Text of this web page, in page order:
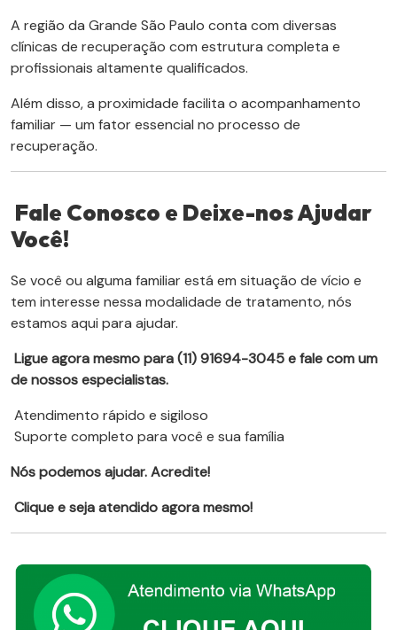
A região da Grande São Paulo conta com diversas
clínicas de recuperação com estrutura completa e
profissionais altamente qualificados.
Além disso, a proximidade facilita o acompanhamento
familiar — um fator essencial no processo de
recuperação.
Fale Conosco e Deixe-nos Ajudar
Você!
Se você ou alguma familiar está em situação de vício e
tem interesse nessa modalidade de tratamento, nós
estamos aqui para ajudar.
Ligue agora mesmo para (11) 91694-3045 e fale com um
de nossos especialistas.
Atendimento rápido e sigiloso
Suporte completo para você e sua família
Nós podemos ajudar. Acredite!
Clique e seja atendido agora mesmo!